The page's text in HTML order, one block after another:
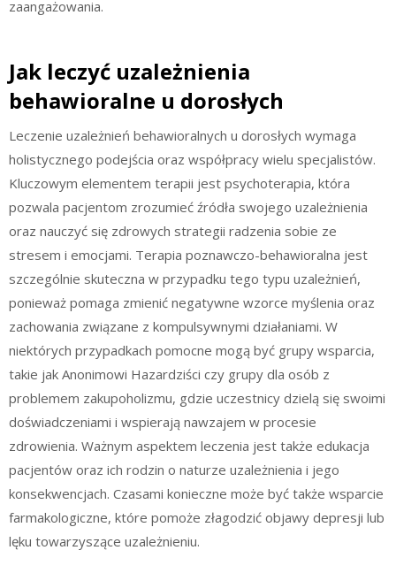
zaangażowania.
Jak leczyć uzależnienia
behawioralne u dorosłych
Leczenie uzależnień behawioralnych u dorosłych wymaga
holistycznego podejścia oraz współpracy wielu specjalistów.
Kluczowym elementem terapii jest psychoterapia, która
pozwala pacjentom zrozumieć źródła swojego uzależnienia
oraz nauczyć się zdrowych strategii radzenia sobie ze
stresem i emocjami. Terapia poznawczo-behawioralna jest
szczególnie skuteczna w przypadku tego typu uzależnień,
ponieważ pomaga zmienić negatywne wzorce myślenia oraz
zachowania związane z kompulsywnymi działaniami. W
niektórych przypadkach pomocne mogą być grupy wsparcia,
takie jak Anonimowi Hazardziści czy grupy dla osób z
problemem zakupoholizmu, gdzie uczestnicy dzielą się swoimi
doświadczeniami i wspierają nawzajem w procesie
zdrowienia. Ważnym aspektem leczenia jest także edukacja
pacjentów oraz ich rodzin o naturze uzależnienia i jego
konsekwencjach. Czasami konieczne może być także wsparcie
farmakologiczne, które pomoże złagodzić objawy depresji lub
lęku towarzyszące uzależnieniu.